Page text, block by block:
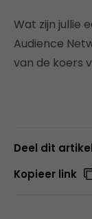
Wat zijn jullie
Audience
van de koers
Deel dit artikel
Kopieer link